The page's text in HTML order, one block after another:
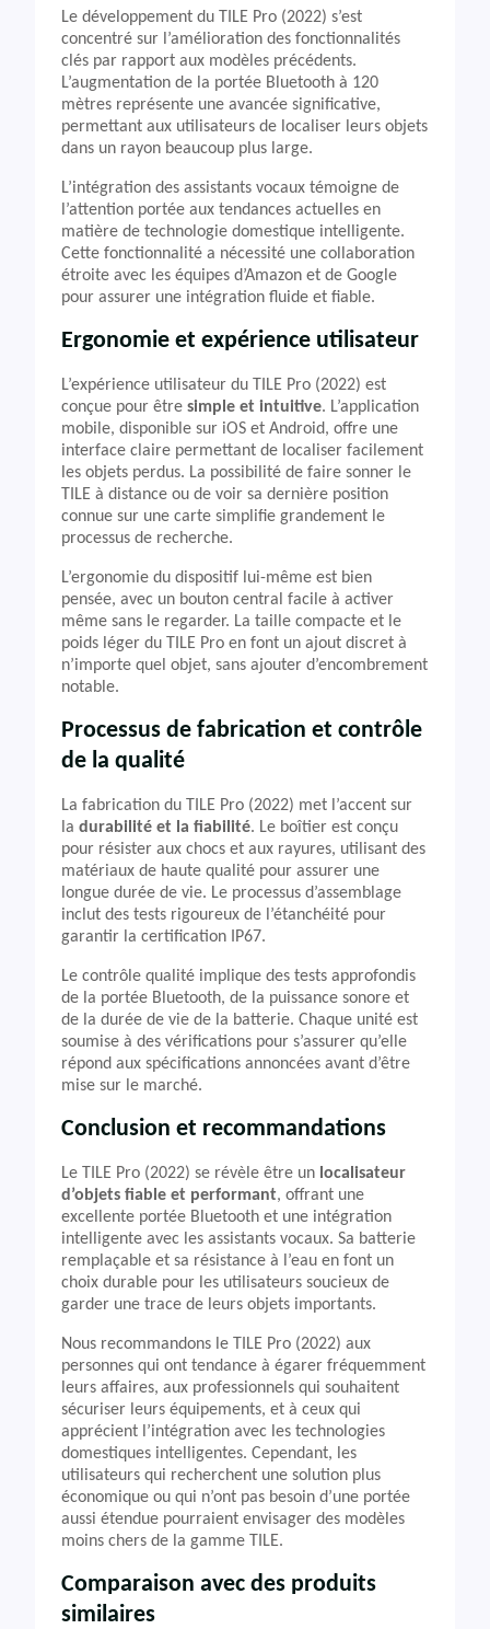
Le développement du TILE Pro (2022) s’est
concentré sur l’amélioration des fonctionnalités
clés par rapport aux modèles précédents.
L’augmentation de la portée Bluetooth à 120
mètres représente une avancée significative,
permettant aux utilisateurs de localiser leurs objets
dans un rayon beaucoup plus large.
L’intégration des assistants vocaux témoigne de
l’attention portée aux tendances actuelles en
matière de technologie domestique intelligente.
Cette fonctionnalité a nécessité une collaboration
étroite avec les équipes d’Amazon et de Google
pour assurer une intégration fluide et fiable.
Ergonomie et expérience utilisateur
L’expérience utilisateur du TILE Pro (2022) est
conçue pour être simple et intuitive. L’application
mobile, disponible sur iOS et Android, offre une
interface claire permettant de localiser facilement
les objets perdus. La possibilité de faire sonner le
TILE à distance ou de voir sa dernière position
connue sur une carte simplifie grandement le
processus de recherche.
L’ergonomie du dispositif lui-même est bien
pensée, avec un bouton central facile à activer
même sans le regarder. La taille compacte et le
poids léger du TILE Pro en font un ajout discret à
n’importe quel objet, sans ajouter d’encombrement
notable.
Processus de fabrication et contrôle
de la qualité
La fabrication du TILE Pro (2022) met l’accent sur
la durabilité et la fiabilité. Le boîtier est conçu
pour résister aux chocs et aux rayures, utilisant des
matériaux de haute qualité pour assurer une
longue durée de vie. Le processus d’assemblage
inclut des tests rigoureux de l’étanchéité pour
garantir la certification IP67.
Le contrôle qualité implique des tests approfondis
de la portée Bluetooth, de la puissance sonore et
de la durée de vie de la batterie. Chaque unité est
soumise à des vérifications pour s’assurer qu’elle
répond aux spécifications annoncées avant d’être
mise sur le marché.
Conclusion et recommandations
Le TILE Pro (2022) se révèle être un localisateur
d’objets fiable et performant, offrant une
excellente portée Bluetooth et une intégration
intelligente avec les assistants vocaux. Sa batterie
remplaçable et sa résistance à l’eau en font un
choix durable pour les utilisateurs soucieux de
garder une trace de leurs objets importants.
Nous recommandons le TILE Pro (2022) aux
personnes qui ont tendance à égarer fréquemment
leurs affaires, aux professionnels qui souhaitent
sécuriser leurs équipements, et à ceux qui
apprécient l’intégration avec les technologies
domestiques intelligentes. Cependant, les
utilisateurs qui recherchent une solution plus
économique ou qui n’ont pas besoin d’une portée
aussi étendue pourraient envisager des modèles
moins chers de la gamme TILE.
Comparaison avec des produits
similaires